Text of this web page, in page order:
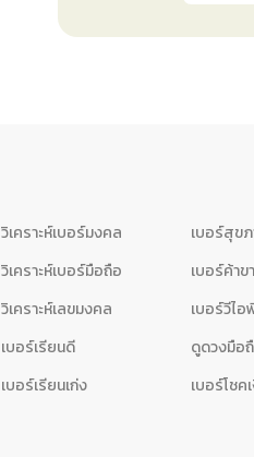
วิเคราะห์เบอร์มงคล
วิเคราะห์เบอร์มือถือ
วิเคราะห์เลขมงคล
เบอร์เรียนดี
เบอร์เรียนเก่ง
เบอร์สุข
เบอร์ค้าข
เบอร์วีไอ
ดูดวงมือ
เบอร์โชค